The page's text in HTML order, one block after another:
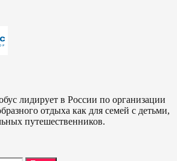
лидирует в России по организации
отдыха как для семей с детьми,
путешественников.